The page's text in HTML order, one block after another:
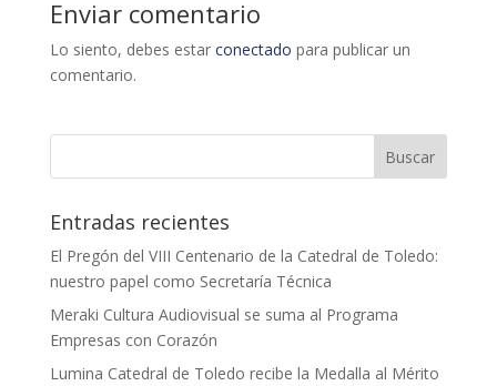
Enviar comentario
Lo siento, debes estar conectado para publicar un
comentario.
Entradas recientes
El Pregón del VIII Centenario de la Catedral de Toledo:
nuestro papel como Secretaría Técnica
Meraki Cultura Audiovisual se suma al Programa
Empresas con Corazón
Lumina Catedral de Toledo recibe la Medalla al Mérito